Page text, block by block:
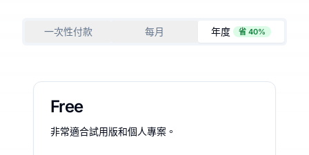
一次性付款 每月 年度 省 40%
Free
非常適合試用版和個人專案。